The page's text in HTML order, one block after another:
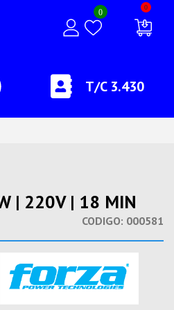
0
0
T/C 3.430
| 220V | 18 MIN
CODIGO: 000581